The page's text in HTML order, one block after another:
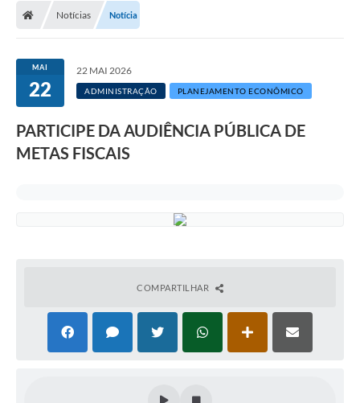
Notícias Notícia
MAI
22
22 MAI 2026
ADMINISTRAÇÃO PLANEJAMENTO ECONÔMICO
PARTICIPE DA AUDIÊNCIA PÚBLICA DE
METAS FISCAIS
COMPARTILHAR